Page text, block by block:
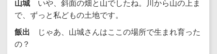
山城 いや、斜面の畑と山でしたね。川から山の上ま
で、ずっと私どもの土地です。
飯出 じゃあ、山城さんはここの場所で生まれ育った
の？